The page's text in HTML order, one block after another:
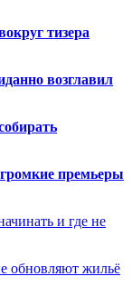
тизера
возглавил
премьеры
и где не
обновляют жильё